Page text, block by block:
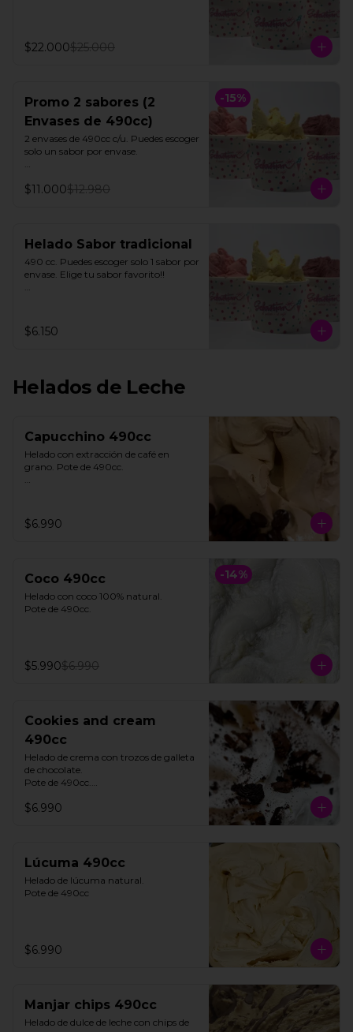
$22.000$25.000
-15%
Promo 2 sabores (2
Envases de 490cc)
2 envases de 490cc c/u. Puedes escoger
solo un sabor por envase.
"SORBETTO" son aptos para veganos
$11.000$12.980
Helado Sabor tradicional
490 cc. Puedes escoger solo 1 sabor por
envase. Elige tu sabor favorito!!
y personas con intolerancia a la
lactosa, a excepción de la lúcuma"
$6.150
Helados de Leche
Capucchino 490cc
Helado con extracción de café en
grano. Pote de 490cc.
$6.990
-14%
Coco 490cc
Helado con coco 100% natural.
Pote de 490cc.
$5.990$6.990
Cookies and cream
490cc
Helado de crema con trozos de galleta
de chocolate.
Pote de 490cc.
**FOTO REFERENCIAL**
$6.990
Lúcuma 490cc
Helado de lúcuma natural.
Pote de 490cc
$6.990
Manjar chips 490cc
Helado de dulce de leche con chips de